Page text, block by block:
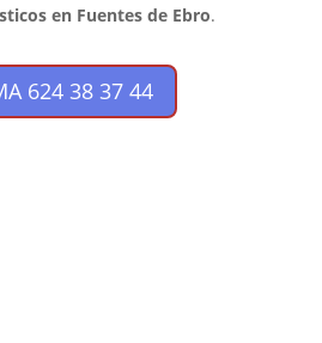
en Fuentes de Ebro.
624 38 37 44